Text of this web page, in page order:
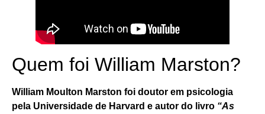
Quem foi William Marston?
William Moulton Marston foi doutor em psicologia
pela Universidade de Harvard e autor do livro “As